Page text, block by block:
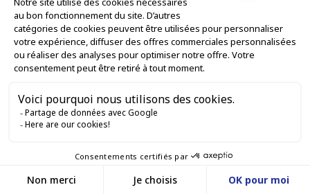
WC000147
Bocaux en verre twist off Marmite - 850